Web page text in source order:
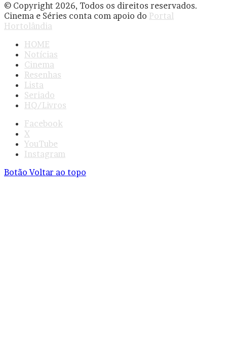
© Copyright 2026, Todos os direitos reservados.
Cinema e Séries conta com apoio do Portal
Hortolândia
HOME
Notícias
Cinema
Resenhas
Lista
Seriado
HQ/Livros
Facebook
X
YouTube
Instagram
Botão Voltar ao topo